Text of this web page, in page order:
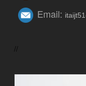
Email:
//